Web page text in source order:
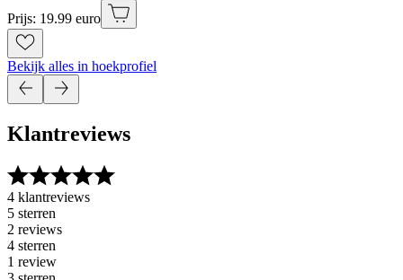
Prijs: 19.99 euro
Bekijk alles in hoekprofiel
Klantreviews
4 klantreviews
5 sterren
2 reviews
4 sterren
1 review